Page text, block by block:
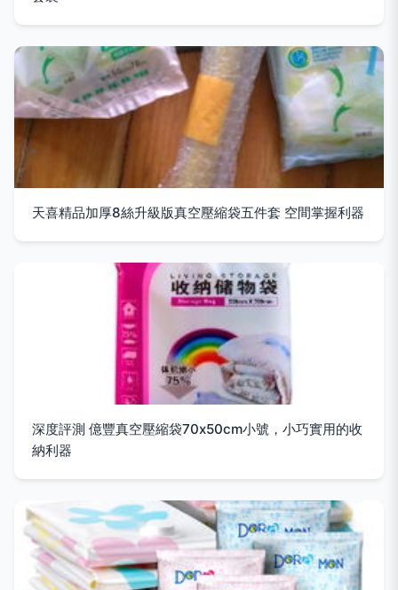
天喜精品加厚8絲升級版真空壓縮袋五件套 空間掌握利器
深度評測 億豐真空壓縮袋70x50cm小號，小巧實用的收
納利器